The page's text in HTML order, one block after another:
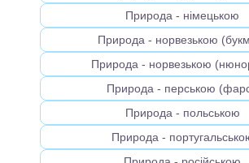
Природа - німецькою
Природа - норвезькою
Природа - норвезькою
Природа - перською
Природа - польською
Природа -